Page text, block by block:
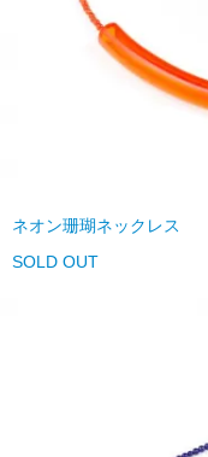
ネオン珊瑚ネックレス
SOLD OUT